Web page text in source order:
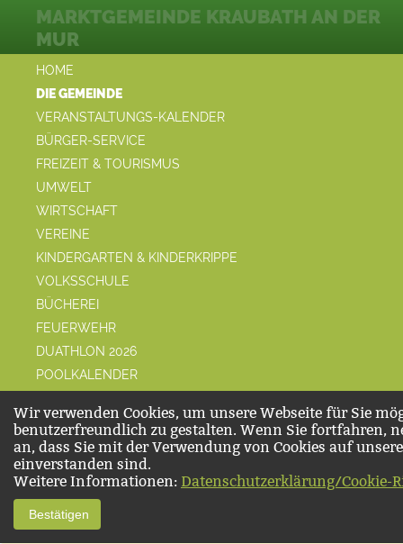
HOME
DIE GEMEINDE
VERANSTALTUNGS-KALENDER
BÜRGER-SERVICE
FREIZEIT & TOURISMUS
UMWELT
WIRTSCHAFT
VEREINE
KINDERGARTEN & KINDERKRIPPE
VOLKSSCHULE
BÜCHEREI
FEUERWEHR
DUATHLON 2026
POOLKALENDER
MARKTGEMEINDE KRAUBATH AN DER
MUR
Wir verwenden Cookies, um unsere Webseite für Sie
benutzerfreundlich zu gestalten. Wenn Sie fortfahren,
an, dass Sie mit der Verwendung von Cookies auf
einverstanden sind.
Weitere Informationen: Datenschutzerklärung/Cookie-
Bestätigen